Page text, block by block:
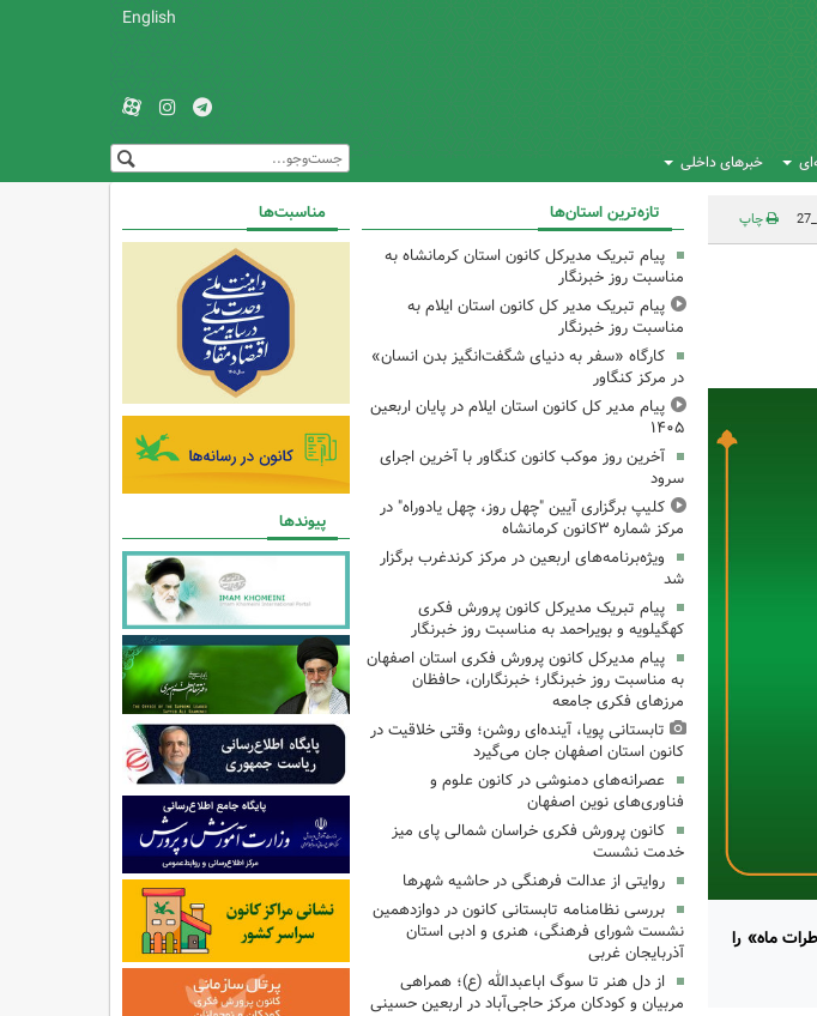
English
خبرهای داخلی
چاپ
ماه» را
تازه‌ترین استان‌ها
پیام تبریک مدیرکل کانون استان کرمانشاه به
مناسبت روز خبرنگار
پیام تبریک مدیر کل کانون استان ایلام به
مناسبت روز خبرنگار
کارگاه «سفر به دنیای شگفت‌انگیز بدن انسان»
در مرکز کنگاور
پیام مدیر کل کانون استان ایلام در پایان اربعین
۱۴۰۵
آخرین روز موکب کانون کنگاور با آخرین اجرای
سرود
کلیپ برگزاری آیین "چهل روز، چهل یادوراه" در
مرکز شماره ۳کانون کرمانشاه
ویژه‌برنامه‌های اربعین در مرکز کرندغرب برگزار
شد
پیام تبریک مدیرکل کانون پرورش فکری
کهگیلویه و بویراحمد به مناسبت روز خبرنگار
پیام مدیرکل کانون پرورش فکری استان اصفهان
به مناسبت روز خبرنگار؛ خبرنگاران، حافظان
مرزهای فکری جامعه
تابستانی پویا، آینده‌ای روشن؛ وقتی خلاقیت در
کانون استان اصفهان جان می‌گیرد
عصرانه‌های دمنوشی در کانون علوم و
فناوری‌های نوین اصفهان
کانون پرورش فکری خراسان شمالی پای میز
خدمت نشست
روایتی از عدالت فرهنگی در حاشیه شهرها
بررسی نظامنامه تابستانی کانون در دوازدهمین
نشست شورای فرهنگی، هنری و ادبی استان
آذربایجان غربی
از دل هنر تا سوگ اباعبدالله (ع)؛ همراهی
مربیان و کودکان مرکز حاجی‌آباد در اربعین حسینی
مناسبت‌ها
پیوندها